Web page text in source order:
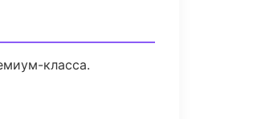
класса.